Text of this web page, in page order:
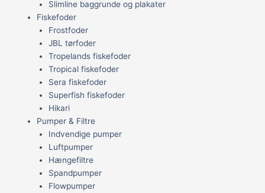
Slimline baggrunde og plakater
Fiskefoder
Frostfoder
JBL tørfoder
Tropelands fiskefoder
Tropical fiskefoder
Sera fiskefoder
Superfish fiskefoder
Hikari
Pumper & Filtre
Indvendige pumper
Luftpumper
Hængefiltre
Spandpumper
Flowpumper